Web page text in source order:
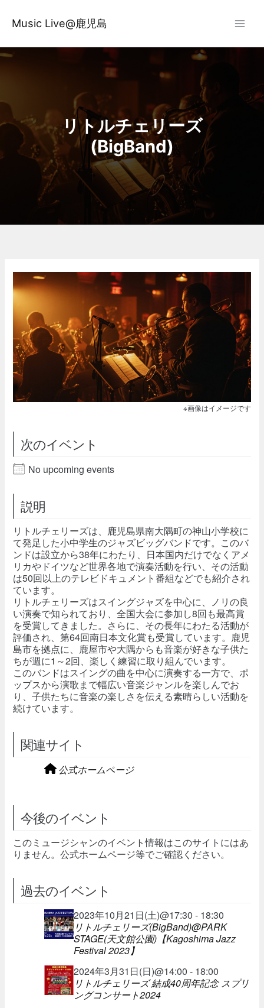
ス
Music Live@鹿児島
リトルチェリーズ
(BigBand)
※画像はイメージです
次のイベント
No upcoming events
説明
リトルチェリーズは、鹿児島県南大隅町の神山小学校に
て発足した小中学生のジャズビッグバンドです。このバ
ンドは設立から38年にわたり、日本国内だけでなくアメ
リカやドイツなど世界各地で演奏活動を行い、その活動
は50回以上のテレビドキュメント番組などでも紹介され
ています。
リトルチェリーズはスイングジャズを中心に、ノリの良
い演奏で知られており、全国大会に参加し8回も最高賞
を受賞してきました。さらに、その長年にわたる活動が
評価され、第64回南日本文化賞も受賞しています。鹿児
島市を拠点に、鹿屋市や大隅からも音楽が好きな子供た
ちが週に1～2回、楽しく練習に取り組んでいます。
このバンドはスイングの曲を中心に演奏する一方で、ポ
ップスから演歌まで幅広い音楽ジャンルを楽しんでお
り、子供たちに音楽の楽しさを伝える素晴らしい活動を
続けています。
関連サイト
公式ホームページ
今後のイベント
このミュージシャンのイベント情報はこのサイトにはあ
りません。公式ホームページ等でご確認ください。
過去のイベント
2023年10月21日(土)@17:30 - 18:30
リトルチェリーズ(BigBand)@PARK
STAGE(天文館公園)【Kagoshima Jazz
Festival 2023】
2024年3月31日(日)@14:00 - 18:00
リトルチェリーズ 結成40周年記念 スプリ
ングコンサート2024